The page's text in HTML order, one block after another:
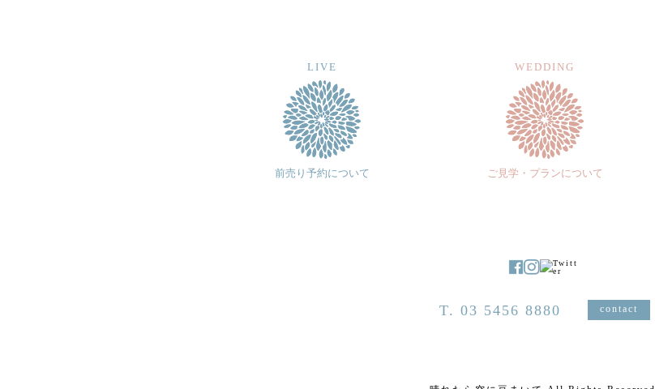
LIVE
前売り予約について
WEDDING
ご見学・プランについて
T. 03 5456 8880 contact